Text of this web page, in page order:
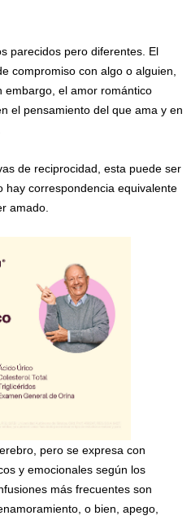
parecidos pero diferentes. El
compromiso con algo o alguien,
embargo, el amor romántico
el pensamiento del que ama y en
de reciprocidad, esta puede ser
hay correspondencia equivalente
amado.
pero se expresa con
y emocionales según los
más frecuentes son
o bien, apego,